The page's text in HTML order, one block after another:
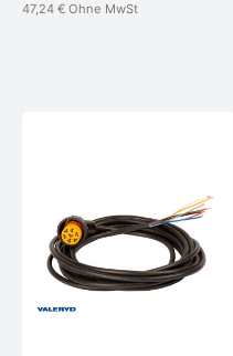
47,24 € Ohne MwSt